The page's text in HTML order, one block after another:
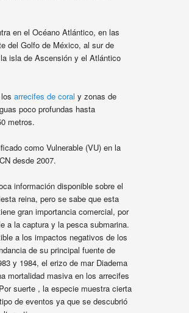
en el Océano Atlántico, en las
del Golfo de México, al sur de
isla de Ascensión y el Atlántico
arrecifes de coral y zonas de
poco profundas hasta
metros.
como Vulnerable (VU) en la
desde 2007.
información disponible sobre el
reina, pero se sabe que esta
gran importancia comercial, por
a la captura y la pesca submarina.
a los impactos negativos de los
de su principal fuente de
y 1984, el erizo de mar Diadema
mortalidad masiva en los arrecifes
suerte , la especie muestra cierta
de eventos ya que se descubrió